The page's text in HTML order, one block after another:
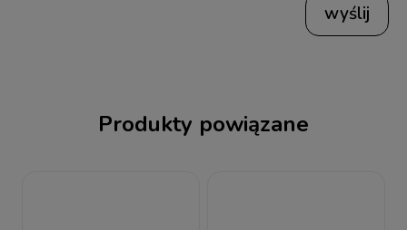
wyślij
Produkty powiązane